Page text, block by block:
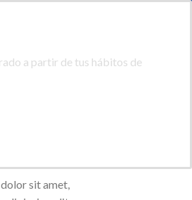
sit amet,
a partir de tus hábitos de